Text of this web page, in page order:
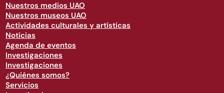
Nuestros medios UAO
Nuestros museos UAO
Actividades culturales y artísticas
Noticias
Agenda de eventos
Investigaciones
Investigaciones
¿Quiénes somos?
Servicios